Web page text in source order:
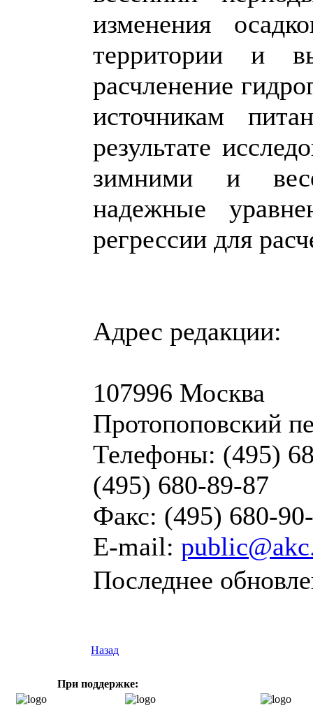
изменения
территории и
расчленение
источникам
результате
зимними и
надежные
регрессии для
Адрес редакции:
107996 Москва
Протопоповский
Телефоны: (495)
(495) 680-89-87
Факс: (495) 680-
E-mail:
Последнее
Назад
При поддержке: